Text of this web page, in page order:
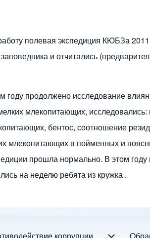
полевая экспедиция КЮБЗа
и отчитались
году продолжено исследование
млекопитающих,
бентос, соотношение
млекопитающих в пойменных и
прошла нормально. В этом году
на неделю ребята из кружка .